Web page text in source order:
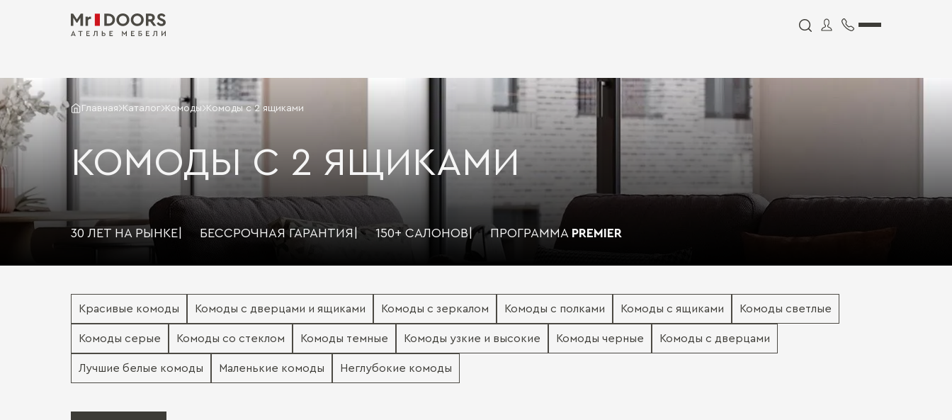
Главная Каталог Комоды Комоды с 2 ящиками
КОМОДЫ С 2 ЯЩИКАМИ
30 ЛЕТ НА РЫНКЕ БЕССРОЧНАЯ ГАРАНТИЯ | 150+ САЛОНОВ| ПРОГРАММА PREMIER
Красивые комоды Комоды с дверцами и ящиками Комоды с зеркалом Комоды с полками Комоды с ящиками Комоды светлые
Комоды серые Комоды со стеклом Комоды темные Комоды узкие и высокие Комоды черные Комоды с дверцами
Лучшие белые комоды Маленькие комоды Неглубокие комоды